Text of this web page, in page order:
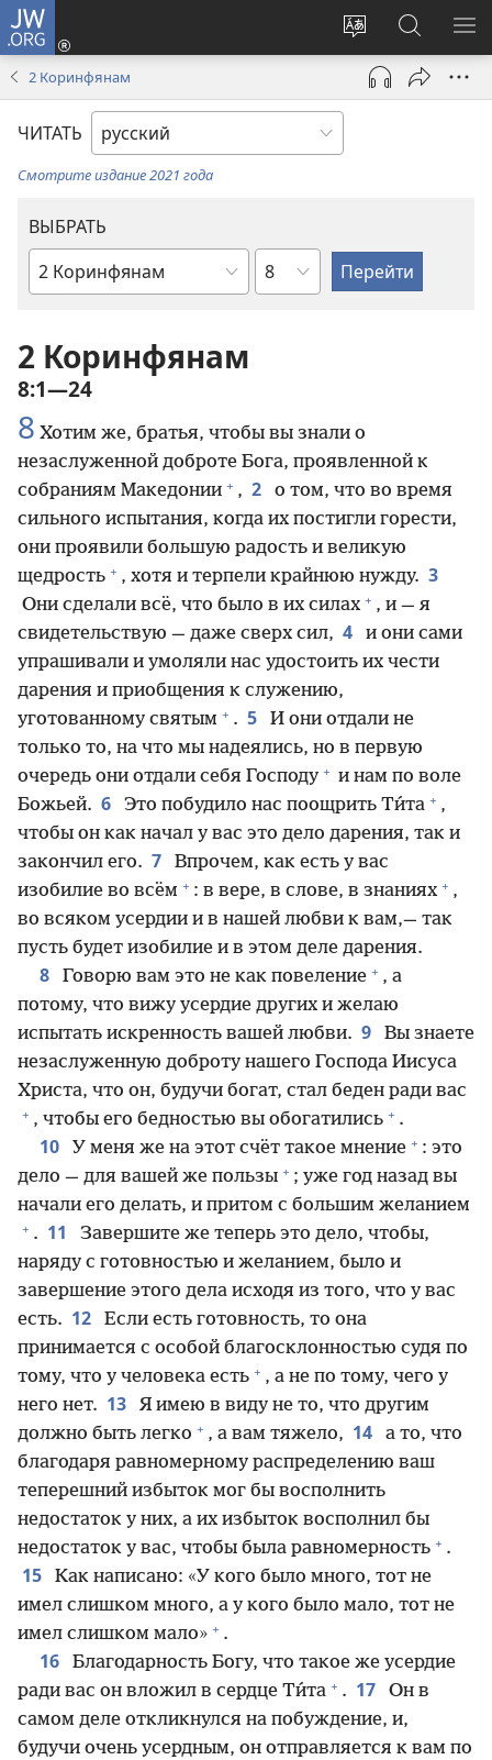
JW.ORG
Изменить
язык
сайта
Войти
(открывается
новом
окне)
Поиск
по
jw.org
2 Коринфянам
ЧИТАТЬ
Смотрите издание 2021 года
ВЫБРАТЬ
по
Библии
по
главам
2 Коринфянам
8:1—24
8 Хотим же, братья, чтобы вы знали о
незаслуженной доброте Бога, проявленной к
собраниям Македонии + , 2
о том, что во время
сильного испытания, когда их постигли горести,
они проявили большую радость и великую
щедрость + , хотя и терпели крайнюю нужду. 3
Они сделали всё, что было в их силах + , и — я
свидетельствую — даже сверх сил, 4
и они сами
упрашивали и умоляли нас удостоить их чести
дарения и приобщения к служению,
уготованному святым + . 5
И они отдали не
только то, на что мы надеялись, но в первую
очередь они отдали себя Господу + и нам по воле
Божьей. 6 Это побудило нас поощрить Ти́та + ,
чтобы он как начал у вас это дело дарения, так и
закончил его. 7
Впрочем, как есть у вас
изобилие во всём + : в вере, в слове, в знаниях + ,
во всяком усердии и в нашей любви к вам,— так
пусть будет изобилие и в этом деле дарения.
8 Говорю вам это не как повеление + , а
потому, что вижу усердие других и желаю
испытать искренность вашей любви. 9
Вы знаете
незаслуженную доброту нашего Господа Иисуса
Христа, что он, будучи богат, стал беден ради вас
+ , чтобы его бедностью вы обогатились + .
10 У меня же на этот счёт такое мнение + : это
дело — для вашей же пользы + ; уже год назад вы
начали его делать, и притом с большим желанием
+ . 11
Завершите же теперь это дело, чтобы,
наряду с готовностью и желанием, было и
завершение этого дела исходя из того, что у вас
есть. 12
Если есть готовность, то она
принимается с особой благосклонностью судя по
тому, что у человека есть + , а не по тому, чего у
него нет. 13
Я имею в виду не то, что другим
должно быть легко + , а вам тяжело, 14
а то, что
благодаря равномерному распределению ваш
теперешний избыток мог бы восполнить
недостаток у них, а их избыток восполнил бы
недостаток у вас, чтобы была равномерность + .
15
Как написано: «У кого было много, тот не
имел слишком много, а у кого было мало, тот не
имел слишком мало» + .
16
Благодарность Богу, что такое же усердие
ради вас он вложил в сердце Ти́та + . 17
Он в
самом деле откликнулся на побуждение, и,
будучи очень усердным, он отправляется к вам по